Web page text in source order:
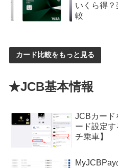
いくら得
較
カード比較をもっと見る
★JCB基本情報
JCBカード
ード設定
チ乗車】
MyJCBPay